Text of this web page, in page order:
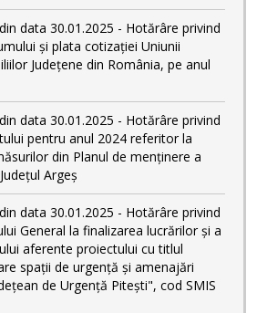
data 30.01.2025 - Hotărâre privind
și plata cotizației Uniunii
Județene din România, pe anul
data 30.01.2025 - Hotărâre privind
pentru anul 2024 referitor la
din Planul de menținere a
Argeș
data 30.01.2025 - Hotărâre privind
General la finalizarea lucrărilor și a
aferente proiectului cu titlul
spații de urgență și amenajări
de Urgență Pitești", cod SMIS